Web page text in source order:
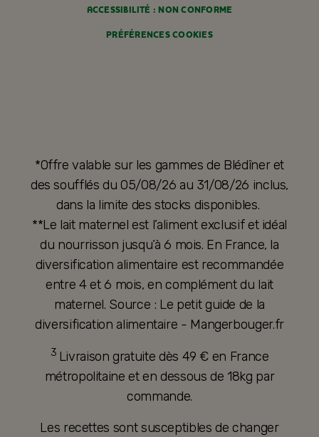
ACCESSIBILITÉ : NON CONFORME
PRÉFÉRENCES COOKIES
*Offre valable sur les gammes de Blédîner et
des soufflés du 05/08/26 au 31/08/26 inclus,
dans la limite des stocks disponibles.
**Le lait maternel est l’aliment exclusif et idéal
du nourrisson jusqu’à 6 mois. En France, la
diversification alimentaire est recommandée
entre 4 et 6 mois, en complément du lait
maternel. Source : Le petit guide de la
diversification alimentaire - Mangerbouger.fr
3 Livraison gratuite dès 49 € en France
métropolitaine et en dessous de 18kg par
commande.
Les recettes sont susceptibles de changer